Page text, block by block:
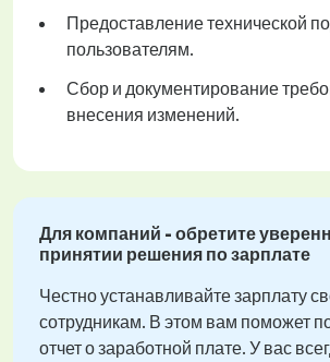
Предоставление технической
пользователям.
Сбор и документирование
внесения изменений.
Для компаний - обретите
принятии решения по зарплате
Честно устанавливайте зарплату
сотрудникам. В этом вам поможет
отчет о заработной плате. У вас